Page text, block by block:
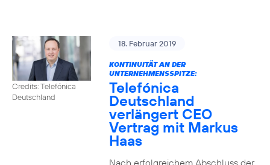
Credits: Telefónica
Deutschland
18. Februar 2019
KONTINUITÄT AN DER
UNTERNEHMENSSPITZE:
Telefónica
Deutschland
verlängert CEO
Vertrag mit Markus
Haas
Nach erfolgreichem Abschluss der